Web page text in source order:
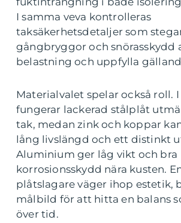
I samma veva kontrolleras
taksäkerhetsdetaljer som
gångbryggor och snörasskydd
belastning och uppfylla
Materialvalet spelar också roll.
fungerar lackerad stålplåt
tak, medan zink och koppar
lång livslängd och ett distinkt
Aluminium ger låg vikt och bra
korrosionsskydd nära kusten.
plåtslagare väger ihop estetik,
målbild för att hitta en balans
över tid.